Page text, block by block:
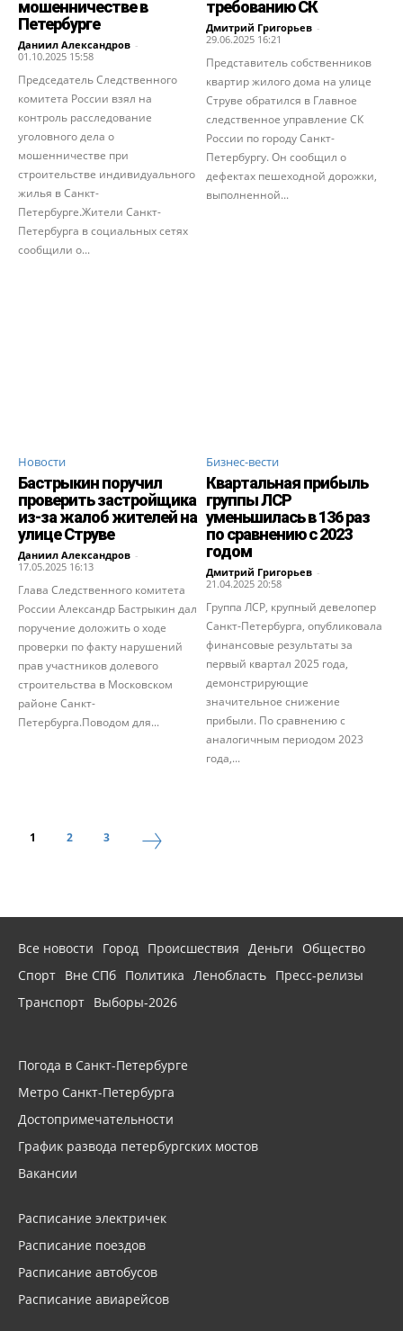
мошенничестве в
Петербурге
Даниил Александров -
01.10.2025 15:58
Председатель Следственного
комитета России взял на
контроль расследование
уголовного дела о
мошенничестве при
строительстве индивидуального
жилья в Санкт-
Петербурге.Жители Санкт-
Петербурга в социальных сетях
сообщили о...
требованию СК
Дмитрий Григорьев -
29.06.2025 16:21
Представитель собственников
квартир жилого дома на улице
Струве обратился в Главное
следственное управление СК
России по городу Санкт-
Петербургу. Он сообщил о
дефектах пешеходной дорожки,
выполненной...
Новости
Бастрыкин поручил
проверить застройщика
из-за жалоб жителей на
улице Струве
Даниил Александров -
17.05.2025 16:13
Глава Следственного комитета
России Александр Бастрыкин дал
поручение доложить о ходе
проверки по факту нарушений
прав участников долевого
строительства в Московском
районе Санкт-
Петербурга.Поводом для...
Бизнес-вести
Квартальная прибыль
группы ЛСР
уменьшилась в 136 раз
по сравнению с 2023
годом
Дмитрий Григорьев -
21.04.2025 20:58
Группа ЛСР, крупный девелопер
Санкт-Петербурга, опубликовала
финансовые результаты за
первый квартал 2025 года,
демонстрирующие
значительное снижение
прибыли. По сравнению с
аналогичным периодом 2023
года,...
1 2 3
Все новости Город Происшествия Деньги
Общество
Спорт Вне СПб Политика Ленобласть Пресс-релизы
Транспорт Выборы-2026
Погода в Санкт-Петербурге
Метро Санкт-Петербурга
Достопримечательности
График развода петербургских мостов
Вакансии
Расписание электричек
Расписание поездов
Расписание автобусов
Расписание авиарейсов